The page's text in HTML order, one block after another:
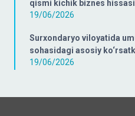
qismi kichik biznes
19/06/2026
Surxondaryo viloyatida
sohasidagi asosiy
19/06/2026